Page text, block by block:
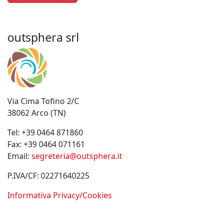
outsphera srl
Via Cima Tofino 2/C
38062 Arco (TN)
Tel: +39 0464 871860
Fax: +39 0464 071161
Email: segreteria@outsphera.it
P.IVA/CF: 02271640225
Informativa Privacy/Cookies